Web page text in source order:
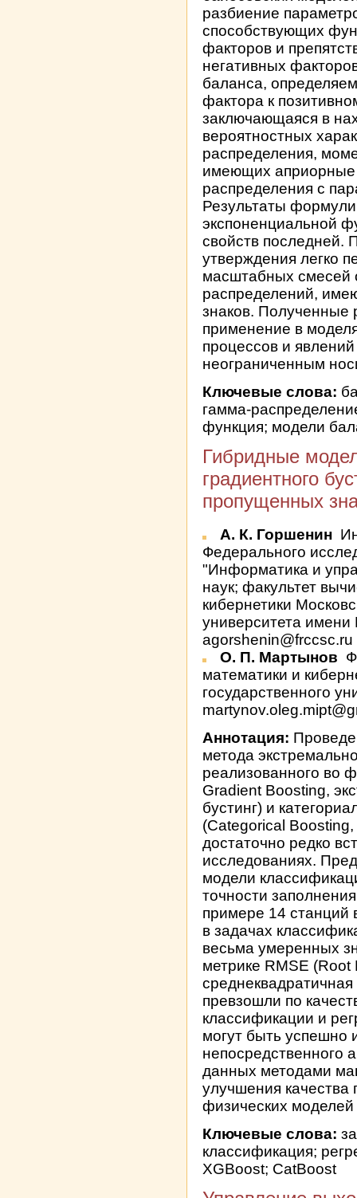
разбиение
способствующих
факторов и
негативных
баланса,
фактора к
заключающаяся в
вероятностных
распределения,
имеющих
распределения с
Результаты
экспоненциальной
свойств последней.
утверждения легко
масштабных
распределений,
знаков. Полученные
применение в
процессов и
неограниченным
Ключевые слова:
гамма-
функция; модели
Гибридные
градиентного
пропущенных
А. К. Горшенин
Федерального
"Информатика и
наук; факультет
кибернетики
университета
agorshenin@frccsc.ru
О. П. Мартынов
математики и
государственного
Аннотация:
метода
реализованного во
Gradient Boosting,
бустинг) и
(Categorical Boosting,
достаточно редко
исследованиях.
модели
точности
примере 14 станций
в задачах
весьма умеренных
метрике RMSE
превзошли по
классификации и
могут быть успешно
непосредственного
данных методами
улучшения качества
физических
Ключевые слова:
классификация;
XGBoost; CatBoost